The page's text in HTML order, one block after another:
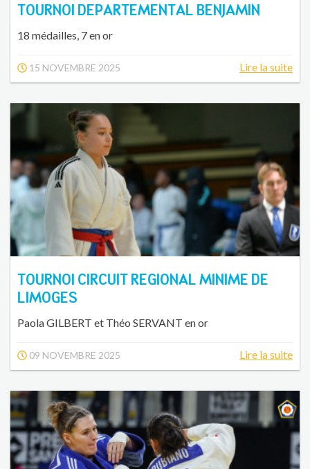
TOURNOI DEPARTEMENTAL BENJAMIN
18 médailles, 7 en or
15 NOVEMBRE 2025 Lire la suite
TOURNOI CIRCUIT REGIONAL MINIME DE
LIMOGES
Paola GILBERT et Théo SERVANT en or
09 NOVEMBRE 2025 Lire la suite